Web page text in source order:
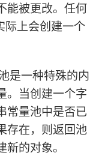
能被更改。任何
际上会创建一个
是一种特殊的内
。当创建一个字
常量池中是否已
存在，则返回池
的对象。